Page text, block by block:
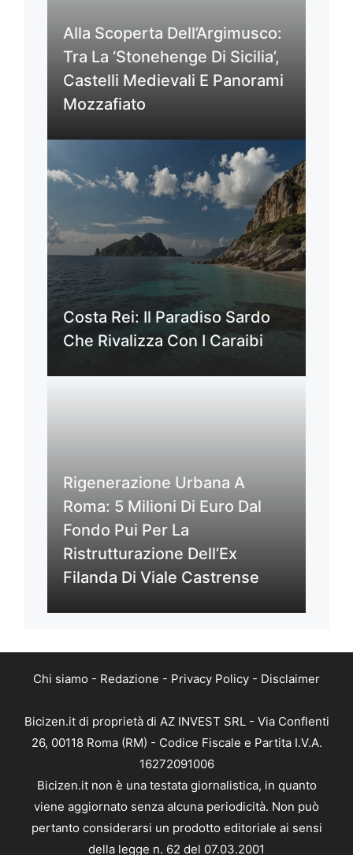
Alla Scoperta Dell’Argimusco:
Tra La ‘Stonehenge Di Sicilia’,
Castelli Medievali E Panorami
Mozzafiato
Costa Rei: Il Paradiso Sardo
Che Rivalizza Con I Caraibi
Rigenerazione Urbana A
Roma: 5 Milioni Di Euro Dal
Fondo Pui Per La
Ristrutturazione Dell’Ex
Filanda Di Viale Castrense
Chi siamo - Redazione - Privacy Policy - Disclaimer
Bicizen.it di proprietà di AZ INVEST SRL - Via Conflenti
26, 00118 Roma (RM) - Codice Fiscale e Partita I.V.A.
16272091006
Bicizen.it non è una testata giornalistica, in quanto
viene aggiornato senza alcuna periodicità. Non può
pertanto considerarsi un prodotto editoriale ai sensi
della legge n. 62 del 07.03.2001